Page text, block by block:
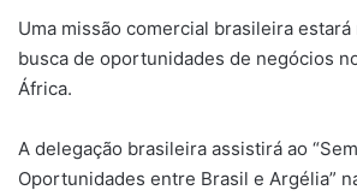
Uma missão comercial brasileira estará
busca de oportunidades de negócios
África.
A delegação brasileira assistirá ao
Oportunidades entre Brasil e Argélia”